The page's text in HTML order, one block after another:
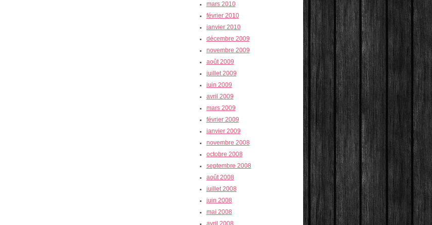
mars 2010
février 2010
janvier 2010
décembre 2009
novembre 2009
août 2009
juillet 2009
juin 2009
avril 2009
mars 2009
février 2009
janvier 2009
novembre 2008
octobre 2008
septembre 2008
août 2008
juillet 2008
juin 2008
mai 2008
avril 2008